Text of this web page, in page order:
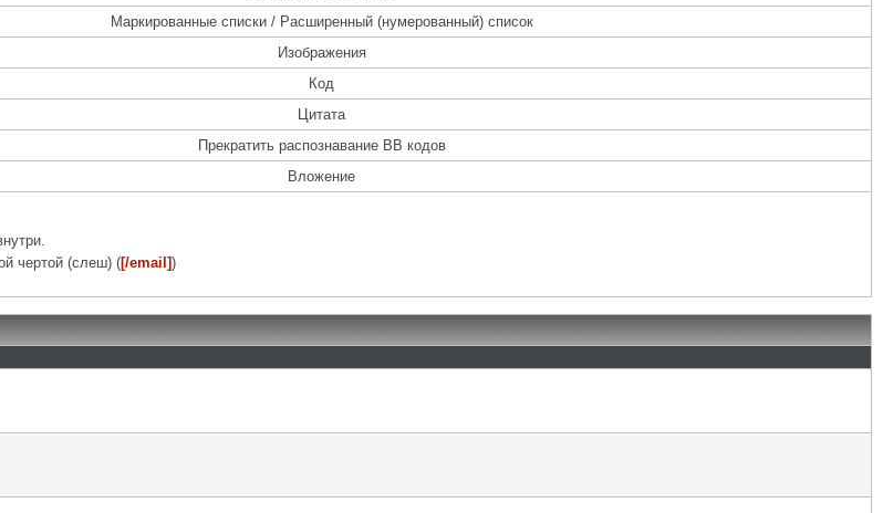
Маркированные списки / Расширенный (нумерованный) список
Изображения
Код
Цитата
Прекратить распознавание BB кодов
Вложение
чертой (слеш) ([/email])